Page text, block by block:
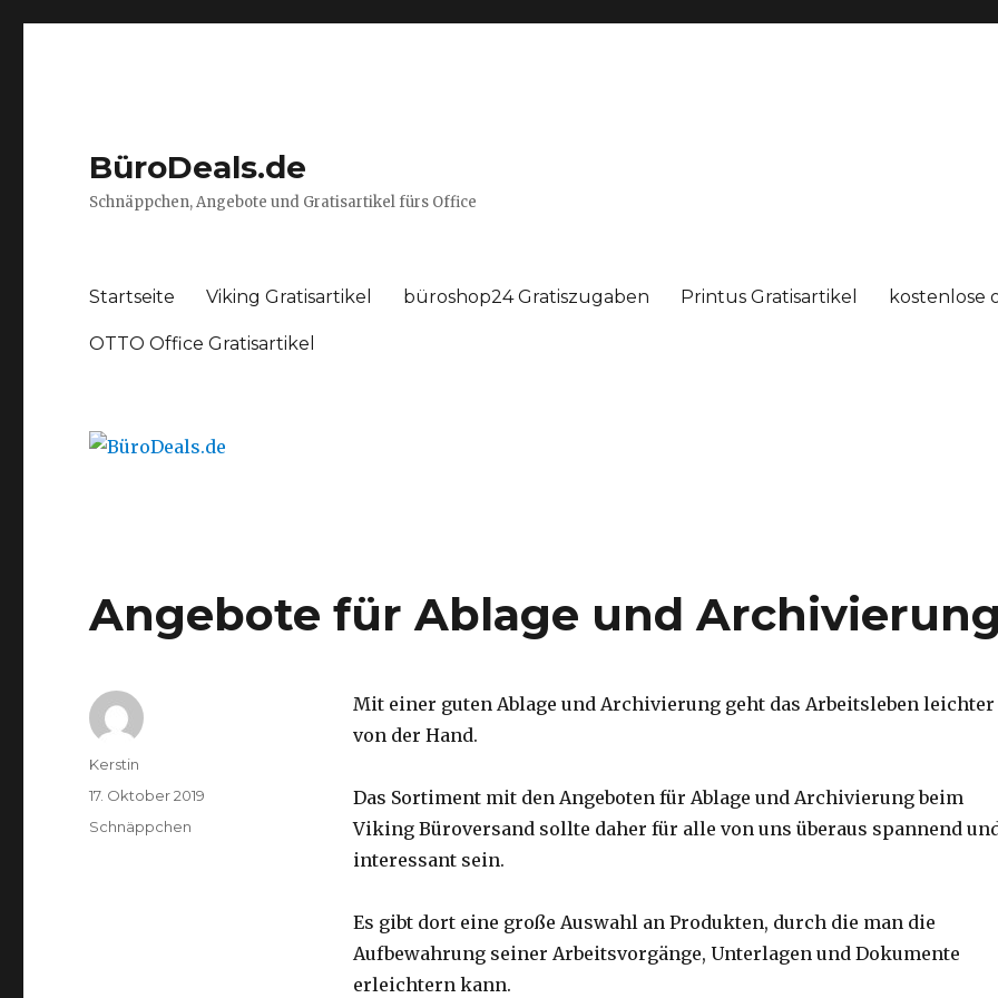
BüroDeals.de
Schnäppchen, Angebote und Gratisartikel fürs Office
Startseite Viking Gratisartikel büroshop24 Gratiszugaben Printus Gratisartikel kostenlose
OTTO Office Gratisartikel
Angebote für Ablage und
Mit einer guten Ablage und Archivierung geht das Arbeitsleben leichter
von der Hand.
Das Sortiment mit den Angeboten für Ablage und Archivierung beim
Viking Büroversand sollte daher für alle von uns überaus spannend
interessant sein.
Es gibt dort eine große Auswahl an Produkten, durch die man die
Aufbewahrung seiner Arbeitsvorgänge, Unterlagen und Dokumente
erleichtern kann.
Autor
Kerstin
Veröffentlicht
am
17. Oktober 2019
Kategorien
Schnäppchen